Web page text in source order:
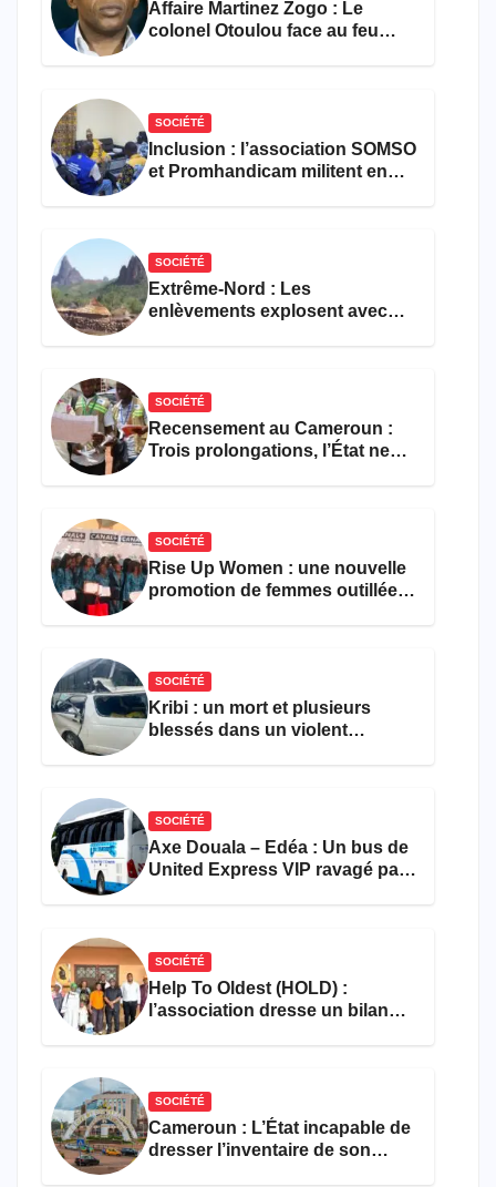
Affaire Martinez Zogo : Le
colonel Otoulou face au feu
SOCIÉTÉ
Inclusion : l’association SOMSO
et Promhandicam militent en
SOCIÉTÉ
Extrême-Nord : Les
enlèvements explosent avec
SOCIÉTÉ
Recensement au Cameroun :
Trois prolongations, l’État ne
SOCIÉTÉ
Rise Up Women : une nouvelle
promotion de femmes outillées
SOCIÉTÉ
Kribi : un mort et plusieurs
blessés dans un violent
SOCIÉTÉ
Axe Douala – Edéa : Un bus de
United Express VIP ravagé par
SOCIÉTÉ
Help To Oldest (HOLD) :
l’association dresse un bilan
SOCIÉTÉ
Cameroun : L’État incapable de
dresser l’inventaire de son